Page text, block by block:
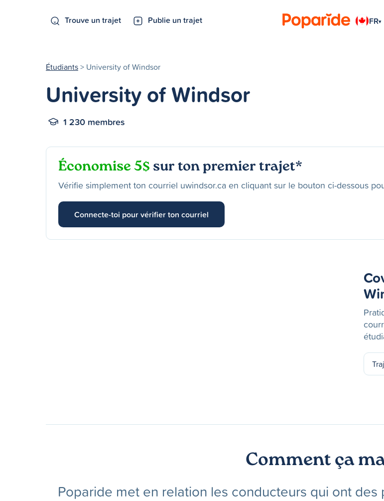
Trouve un trajet Publie un trajet FR▾
Étudiants> University of Windsor
University of Windsor
1 230 membres
Économise 5$sur ton premier trajet*
Vérifie simplement ton courriel uwindsor.ca en cliquant sur le bouton ci-dessous
Connecte-toi pour vérifier ton courriel
Comment ça
Poparide met en relation les conducteurs qui ont